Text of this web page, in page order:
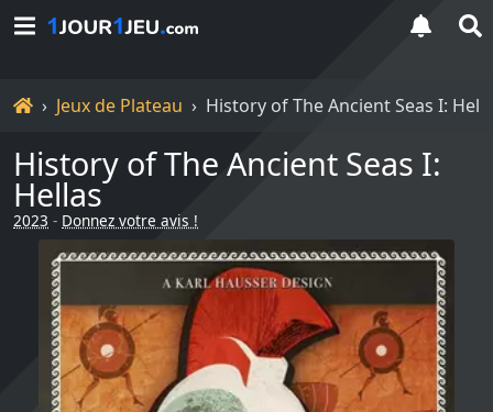
Accueil
Jeux de Plateau History of The Ancient Seas I:
History of The Ancient Seas I:
Hellas
2023 - Donnez votre avis !